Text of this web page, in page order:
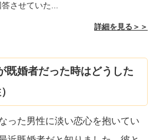
させていた...
詳細を見る＞＞
既婚者だった時はどうした
った男性に淡い恋心を抱いてい